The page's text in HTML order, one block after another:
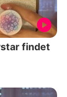
findet